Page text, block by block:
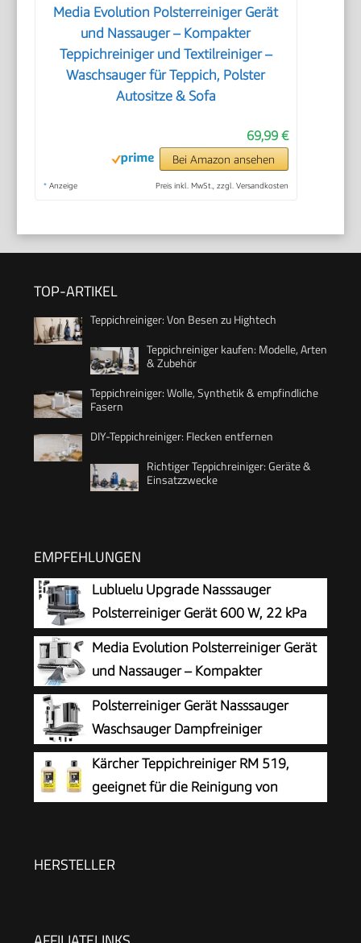
Media Evolution Polsterreiniger Gerät
und Nassauger – Kompakter
Teppichreiniger und Textilreiniger –
Waschsauger für Teppich, Polster
Autositze & Sofa
69,99 €
Bei Amazon ansehen
* Anzeige Preis inkl. MwSt., zzgl. Versandkosten
TOP-ARTIKEL
Teppichreiniger: Von Besen zu Hightech
Teppichreiniger kaufen: Modelle, Arten
& Zubehör
Teppichreiniger: Wolle, Synthetik & empfindliche
Fasern
DIY-Teppichreiniger: Flecken entfernen
Richtiger Teppichreiniger: Geräte &
Einsatzzwecke
EMPFEHLUNGEN
Lubluelu Upgrade Nasssauger
Polsterreiniger Gerät 600 W, 22 kPa
Waschsauger
Media Evolution Polsterreiniger Gerät
und Nassauger – Kompakter
Teppichreiniger und Textilreiniger –
Waschsauger für Teppich, Polster Autositze &
Sofa
Polsterreiniger Gerät Nasssauger
Waschsauger Dampfreiniger
Polstermöbel
Kärcher Teppichreiniger RM 519,
geeignet für die Reinigung von
Reinigungsmittel (Packung mit 2)
HERSTELLER